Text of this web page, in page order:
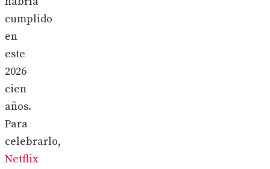
cumplido
en
este
2026
cien
años.
Para
celebrarlo,
Netflix